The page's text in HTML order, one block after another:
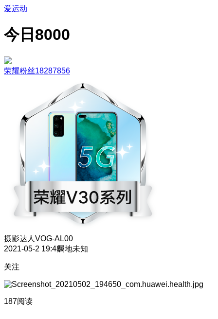
爱运动
今日8000
荣耀粉丝18287856
摄影达人 VOG-AL00
2021-05-2 19:48属地未知
关注
187阅读